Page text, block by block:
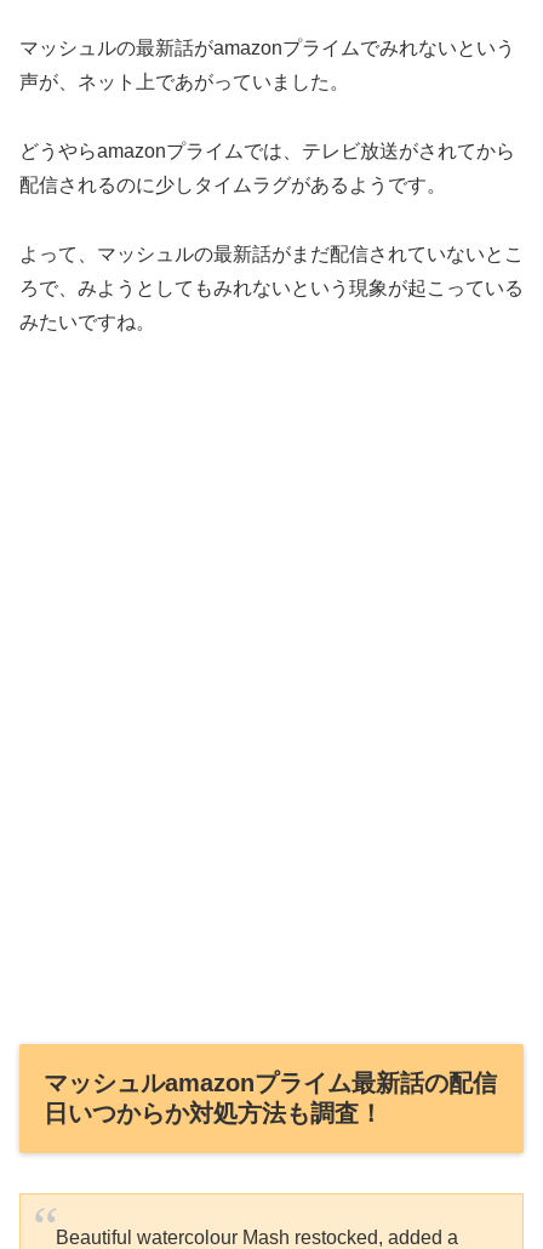
マッシュルの最新話がamazonプライムでみれないという
声が、ネット上であがっていました。
どうやらamazonプライムでは、テレビ放送がされてから
配信されるのに少しタイムラグがあるようです。
よって、マッシュルの最新話がまだ配信されていないとこ
ろで、みようとしてもみれないという現象が起こっている
みたいですね。
マッシュルamazonプライム最新話の配信
日いつからか対処方法も調査！
Beautiful watercolour Mash restocked, added a